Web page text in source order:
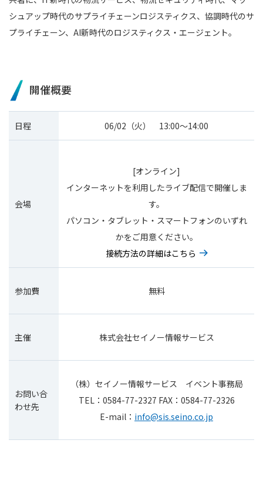
シュアップ時代のサプライチェーンロジスティクス、協調時代のサ
プライチェーン、AI新時代のロジスティクス・エージェント。
開催概要
日程 06/02（火） 13:00〜14:00
会場
[オンライン]
インターネットを利用したライブ配信で開催しま
す。
パソコン・タブレット・スマートフォンのいずれ
かをご用意ください。
接続方法の詳細はこちら
参加費 無料
主催 株式会社セイノー情報サービス
お問い合
わせ先
（株）セイノー情報サービス イベント事務局
TEL：0584-77-2327 FAX：0584-77-2326
E-mail： info@sis.seino.co.jp